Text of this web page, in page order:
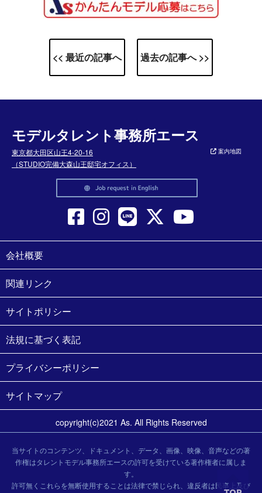
<< 最近の記事へ 過去の記事へ >>
モデルタレント事務所エース
東京都大田区山王4-20-16
（STUDIO完備大森山王邸宅オフィス）
案内地図
会社概要
関連リンク
サイトポリシー
法規に基づく表記
プライバシーポリシー
サイトマップ
copyright(c)2021 As. All Rights Reserved
当サイトのコンテンツ、ドキュメント、データ、画像、映像、音声などの著
作権はタレントモデル事務所エースの許可を受けている著作権者に属しま
す。
許可無くこれらを無断使用することは法律で禁じられ、違反者は民事上及び